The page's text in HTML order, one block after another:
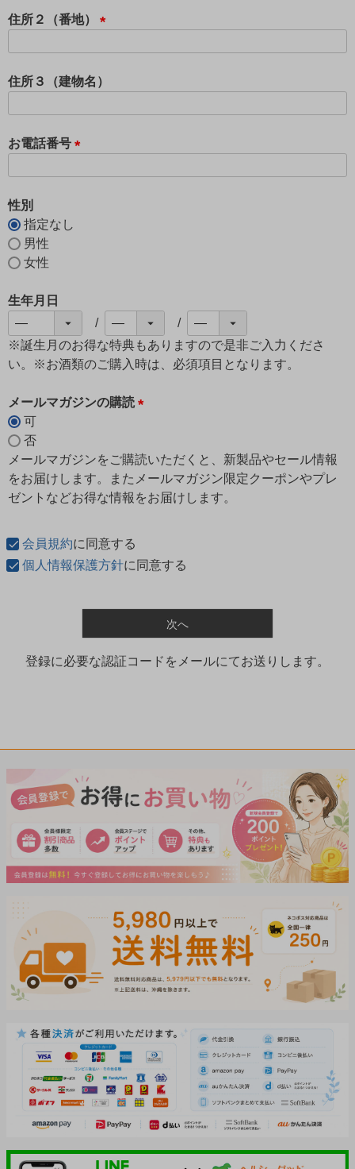
住所２（番地）
須
住所３（建物名）
お電話番号
性別
指定なし
男性
女性
生年月日
※誕生月のお得な特典もありますので是非ご入力くださ
い。※お酒類のご購入時は、必須項目となります。
メールマガジンの購読
須
)
可
否
メールマガジンをご購読いただくと、新製品やセール情報
をお届けします。またメールマガジン限定クーポンやプレ
ゼントなどお得な情報をお届けします。
会員規約に同意する
個人情報保護方針に同意する
次へ
登録に必要な認証コードをメールにてお送りします。